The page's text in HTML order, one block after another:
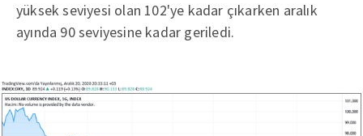
yüksek seviyesi olan 102'ye kadar çıkarken aralık
ayında 90 seviyesine kadar geriledi.